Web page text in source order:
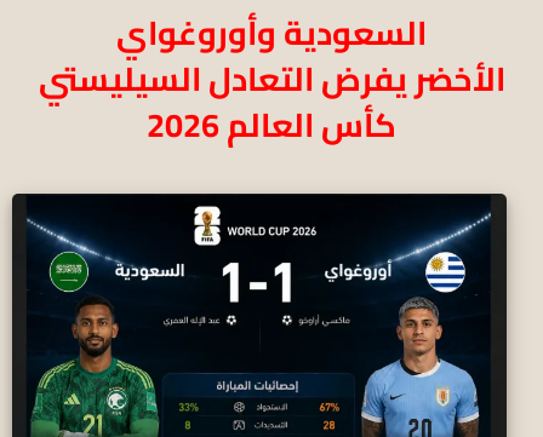
السعودية وأوروغواي
الأخضر يفرض التعادل السيليستي
كأس العالم2026